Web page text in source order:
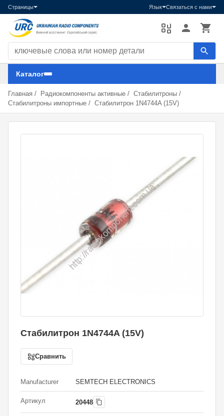
Страницы Язык Связаться с нами
Каталог
Главная / Радиокомпоненты активные / Стабилитроны /
Стабилитроны импортные / Стабилитрон 1N4744A (15V)
Стабилитрон 1N4744A (15V)
Сравнить
Manufacturer SEMTECH ELECTRONICS
Артикул 20448